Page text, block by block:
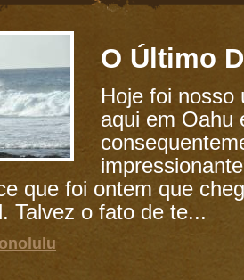
O Último
Hoje foi nosso
aqui em Oahu
que foi ontem que
Talvez o fato de te...